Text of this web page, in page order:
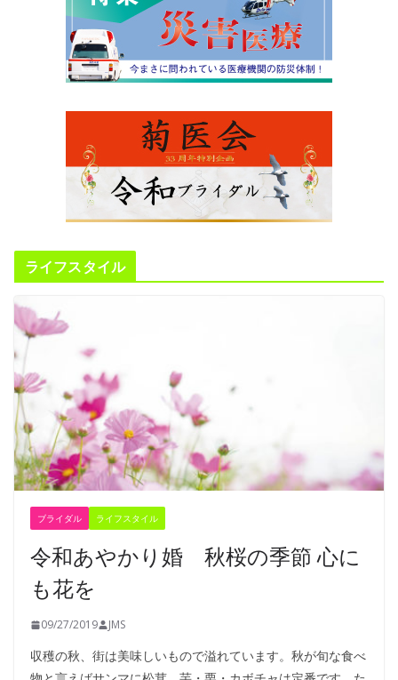
ライフスタイル
ブライダル ライフスタイル
令和あやかり婚 秋桜の季節 心に
も花を
09/27/2019 JMS
収穫の秋、街は美味しいもので溢れています。秋が旬な食べ